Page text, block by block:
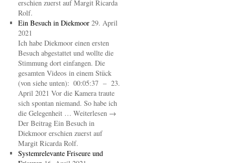
erschien zuerst auf Margit Ricarda
Rolf.
Ein Besuch in Diekmoor 29. April
2021
Ich habe Diekmoor einen ersten
Besuch abgestattet und wollte die
Stimmung dort einfangen. Die
gesamten Videos in einem Stück
(von siehe unten): 00:05:37 – 23.
April 2021 Vor die Kamera traute
sich spontan niemand. So habe ich
die Gelegenheit … Weiterlesen →
Der Beitrag Ein Besuch in
Diekmoor erschien zuerst auf
Margit Ricarda Rolf.
Systemrelevante Friseure und